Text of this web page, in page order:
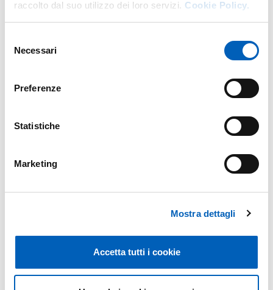
raccolto dal suo utilizzo dei loro servizi. Cookie Policy.
delNecessari
Preferenze
Statistiche
Marketing
Mostra dettagli
Accetta tutti i cookie
è definita da ciascun Ateneo nel proprio bando; per
·Scienze infermieristiche e ostetriche
sanitarie) –
numero dei posti disponibili, le modalità e i contenuti
corsi in lingua italiana in Medicina e Chirurgia,
per i quali è confermato il semestre aperto. Sul
Ministero.